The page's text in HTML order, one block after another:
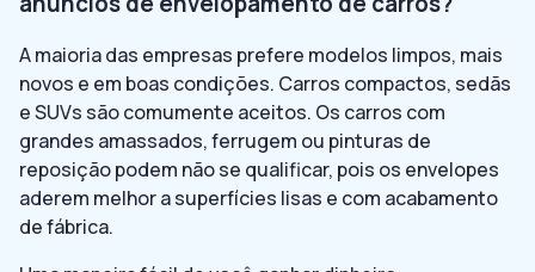
A maioria das empresas prefere modelos limpos, mais
novos e em boas condições. Carros compactos, sedãs
e SUVs são comumente aceitos. Os carros com
grandes amassados, ferrugem ou pinturas de
reposição podem não se qualificar, pois os envelopes
aderem melhor a superfícies lisas e com acabamento
de fábrica.